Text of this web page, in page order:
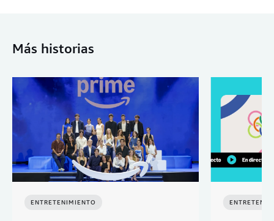
Más historias
ENTRETENIMIENTO